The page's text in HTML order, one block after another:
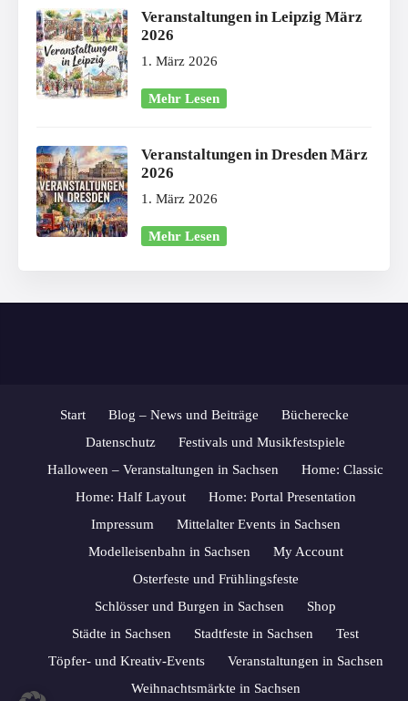
Veranstaltungen in Leipzig März
2026
1. März 2026
Mehr Lesen
Veranstaltungen in Dresden März
2026
1. März 2026
Mehr Lesen
Start Blog – News und Beiträge
Bücherecke
Datenschutz
Festivals und Musikfestspiele
Halloween – Veranstaltungen in Sachsen
Home: Classic
Home: Half Layout
Home: Portal Presentation
Impressum
Mittelalter Events in Sachsen
Modelleisenbahn in Sachsen
My Account
Osterfeste und Frühlingsfeste
Schlösser und Burgen in Sachsen
Shop
Städte in Sachsen
Stadtfeste in Sachsen
Test
Töpfer- und Kreativ-Events
Veranstaltungen in Sachsen
Weihnachtsmärkte in Sachsen